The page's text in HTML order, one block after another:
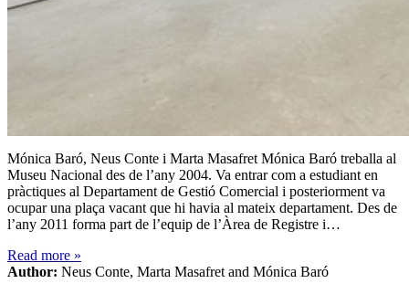
Mónica Baró, Neus Conte i Marta Masafret Mónica Baró treballa al
Museu Nacional des de l’any 2004. Va entrar com a estudiant en
pràctiques al Departament de Gestió Comercial i posteriorment va
ocupar una plaça vacant que hi havia al mateix departament. Des de
l’any 2011 forma part de l’equip de l’Àrea de Registre i…
Read more »
Author: Neus Conte, Marta Masafret and Mónica Baró